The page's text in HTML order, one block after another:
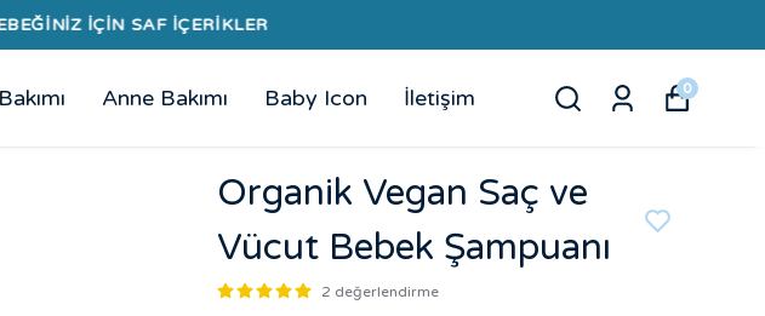
Anne Bakımı Baby Icon İletişim 0
Organik Vegan Saç ve
Vücut Bebek Şampuanı
2 değerlendirme